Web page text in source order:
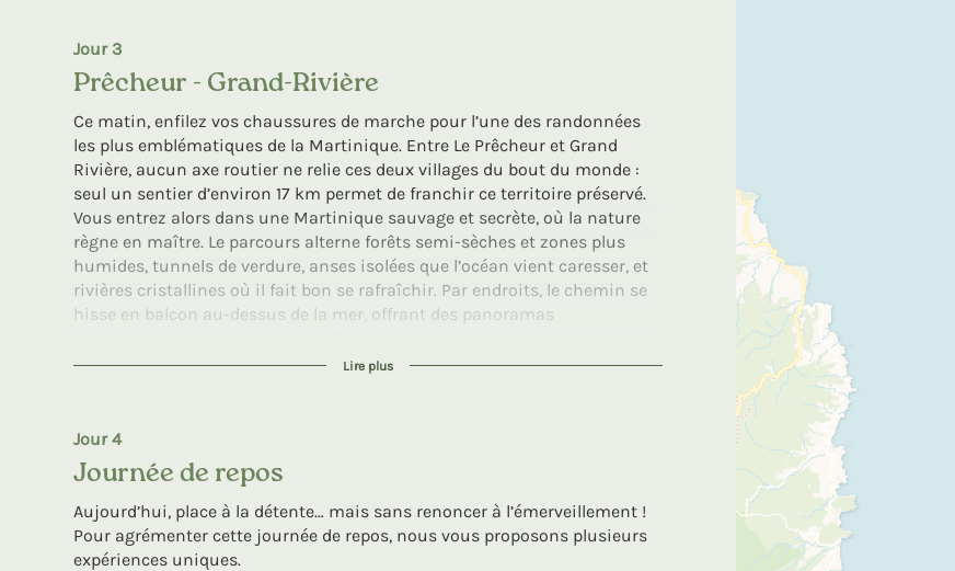
laissant place à la contemplation et à l’émerveillement.
La Trace des Jésuites, c’est une invitation idéale pour apprivoiser l’île et
s’imprégner de son énergie sauvage.
Heures de marche : entre 3h et 3h30
Dénivelé + : 370 m
Dénivelé – : 370 m
Jour 3
Prêcheur - Grand-Rivière
Ce matin, enfilez vos chaussures de marche pour l’une des randonnées
les plus emblématiques de la Martinique. Entre Le Prêcheur et Grand
Rivière, aucun axe routier ne relie ces deux villages du bout du monde :
seul un sentier d’environ 17 km permet de franchir ce territoire préservé.
Vous entrez alors dans une Martinique sauvage et secrète, où la nature
règne en maître. Le parcours alterne forêts semi-sèches et zones plus
humides, tunnels de verdure, anses isolées que l’océan vient caresser, et
rivières cristallines où il fait bon se rafraîchir. Par endroits, le chemin se
hisse en balcon au-dessus de la mer, offrant des panoramas
À votre arrivée, le charme du pittoresque village de Grand Rivière sera la
inoubliable…
Heures de marche : entre 6h00 et 6h30
Dénivelé + : 670 m
Dénivelé – : 670 m
Lire plus
Jour 4
Journée de repos
Aujourd’hui, place à la détente… mais sans renoncer à l’émerveillement !
Pour agrémenter cette journée de repos, nous vous proposons plusieurs
expériences uniques.